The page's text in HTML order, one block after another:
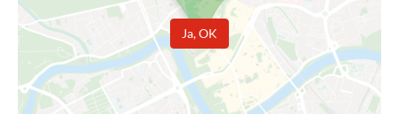
Ja, OK